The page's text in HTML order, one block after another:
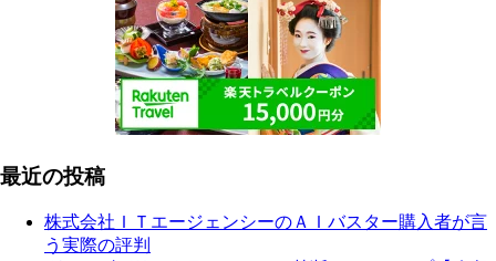
最近の投稿
株式会社ＩＴエージェンシーのＡＩバスター購入者が言
う実際の評判